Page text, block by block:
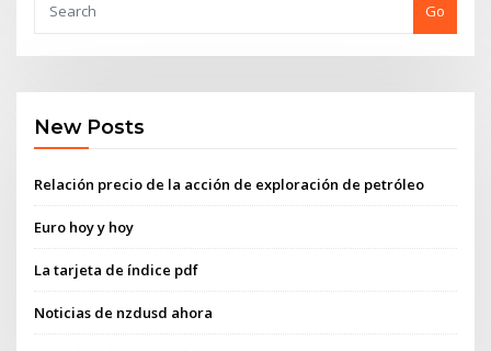
Go
New Posts
Relación precio de la acción de exploración de petróleo
Euro hoy y hoy
La tarjeta de índice pdf
Noticias de nzdusd ahora